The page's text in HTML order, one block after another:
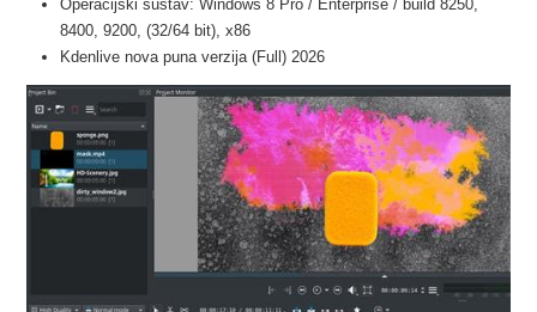
Operacijski sustav: Windows 8 Pro / Enterprise / build 8250,
8400, 9200, (32/64 bit), x86
Kdenlive nova puna verzija (Full) 2026